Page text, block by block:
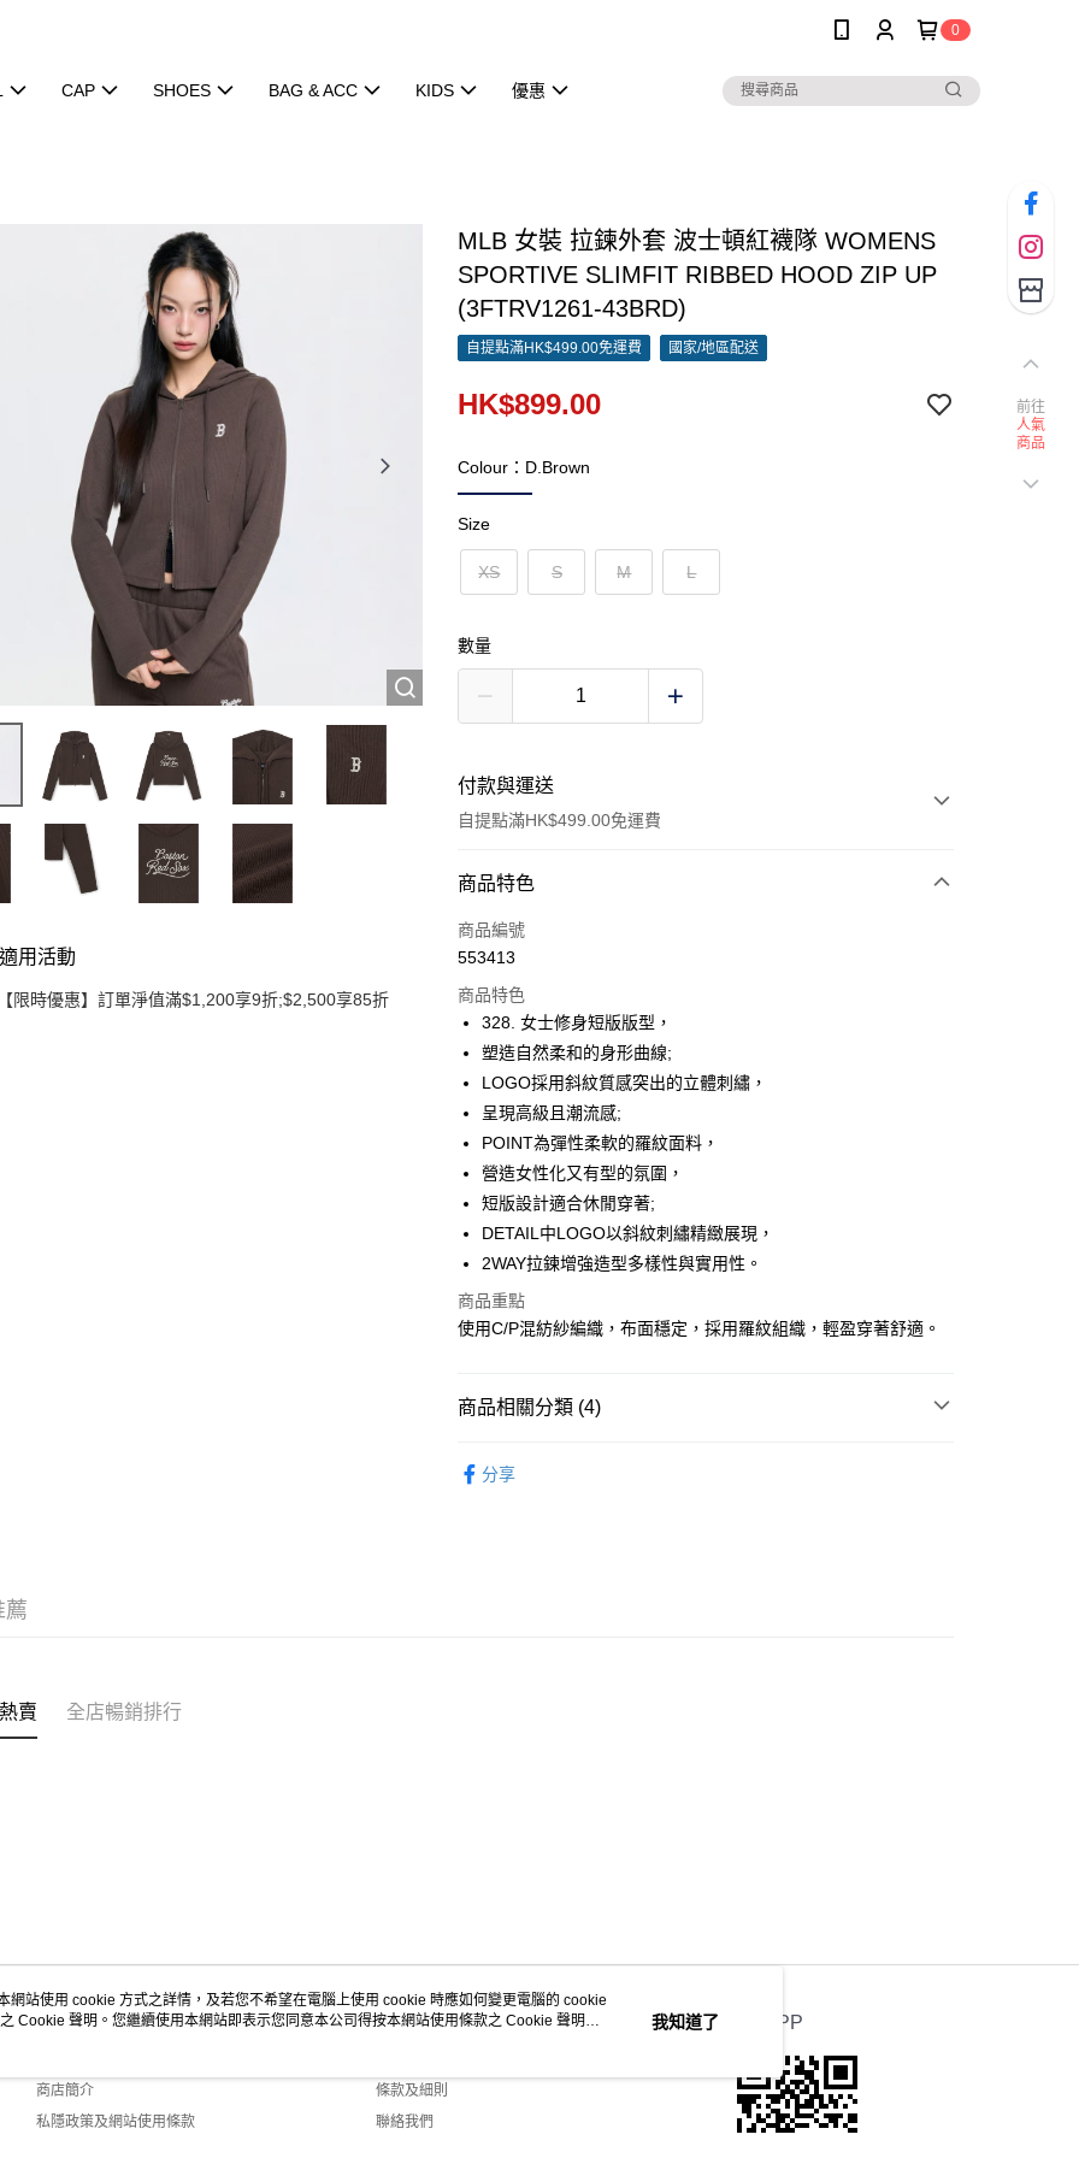
0
CAP SHOES BAG & ACC KIDS 優惠
用活動
限時優惠】訂單淨值滿$1,200享9折;$2,500享85折
MLB 女裝 拉鍊外套 波士頓紅襪隊 WOMENS
SPORTIVE SLIMFIT RIBBED HOOD ZIP UP
(3FTRV1261-43BRD)
自提點滿HK$499.00免運費 國家/地區配送
HK$899.00
Colour：D.Brown
Size
XS S M L
數量
付款與運送
自提點滿HK$499.00免運費
付款方式
信用卡
Google Pay
AlipayHK
WeChat Pay
送貨方式
付款後順豐站及營業點
每筆HK$50.00，滿HK$499.00或以上免運費
付款後順豐合作便利店
每筆HK$50.00，滿HK$499.00或以上免運費
每筆HK$50.00，滿HK$499.00或以上免運費
商品特色
商品編號
553413
商品特色
328. 女士修身短版版型，
塑造自然柔和的身形曲線;
LOGO採用斜紋質感突出的立體刺繡，
呈現高級且潮流感;
POINT為彈性柔軟的羅紋面料，
營造女性化又有型的氛圍，
短版設計適合休閒穿著;
DETAIL中LOGO以斜紋刺繡精緻展現，
2WAY拉鍊增強造型多樣性與實用性。
商品重點
使用C/P混紡紗編織，布面穩定，採用羅紋組織，輕盈穿著舒適。
商品相關分類 (4)
分享
薦
賣 全店暢銷排行
關於我們
商店簡介
私隱政策及網站使用條款
客戶服務
條款及細則
聯絡我們
官方APP
前往
人氣
商品
網站使用 cookie 方式之詳情，及若您不希望在電腦上使用 cookie 時應如何變更電腦的 cookie
Cookie 聲明。您繼續使用本網站即表示您同意本公司得按本網站使用條款之 Cookie 聲明使
我知道了